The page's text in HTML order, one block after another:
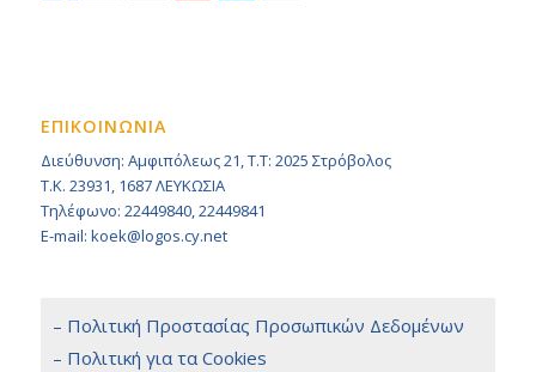
ΕΠΙΚΟΙΝΩΝΙΑ
Διεύθυνση: Αμφιπόλεως 21, Τ.Τ: 2025 Στρόβολος
Τ.Κ. 23931, 1687 ΛΕΥΚΩΣΙΑ
Τηλέφωνο: 22449840, 22449841
E-mail: koek@logos.cy.net
– Πολιτική Προστασίας Προσωπικών Δεδομένων
– Πολιτική για τα Cookies